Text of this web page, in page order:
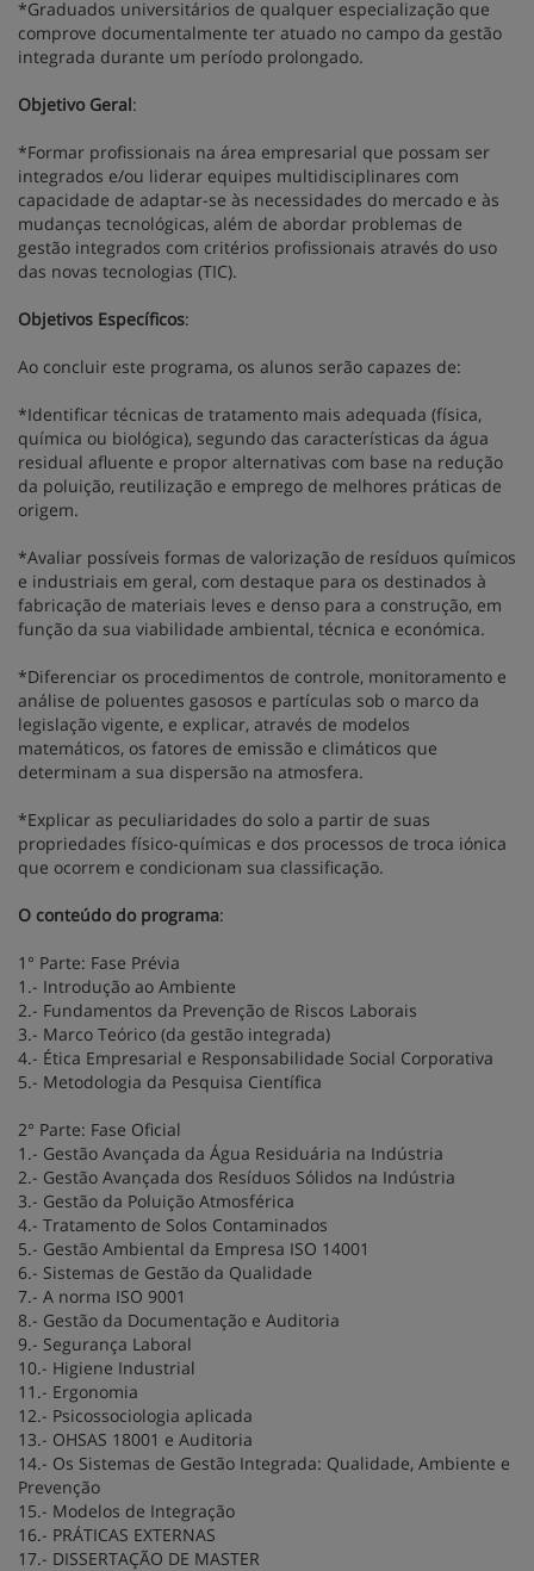
*Graduados universitários de qualquer especialização que
comprove documentalmente ter atuado no campo da gestão
integrada durante um período prolongado.
Objetivo Geral:
*Formar profissionais na área empresarial que possam ser
integrados e/ou liderar equipes multidisciplinares com
capacidade de adaptar-se às necessidades do mercado e às
mudanças tecnológicas, além de abordar problemas de
gestão integrados com critérios profissionais através do uso
das novas tecnologias (TIC).
Objetivos Específicos:
Ao concluir este programa, os alunos serão capazes de:
*Identificar técnicas de tratamento mais adequada (física,
química ou biológica), segundo das características da água
residual afluente e propor alternativas com base na redução
da poluição, reutilização e emprego de melhores práticas de
origem.
*Avaliar possíveis formas de valorização de resíduos químicos
e industriais em geral, com destaque para os destinados à
fabricação de materiais leves e denso para a construção, em
função da sua viabilidade ambiental, técnica e económica.
*Diferenciar os procedimentos de controle, monitoramento e
análise de poluentes gasosos e partículas sob o marco da
legislação vigente, e explicar, através de modelos
matemáticos, os fatores de emissão e climáticos que
determinam a sua dispersão na atmosfera.
*Explicar as peculiaridades do solo a partir de suas
propriedades físico-químicas e dos processos de troca iónica
que ocorrem e condicionam sua classificação.
O conteúdo do programa:
1° Parte: Fase Prévia
1.- Introdução ao Ambiente
2.- Fundamentos da Prevenção de Riscos Laborais
3.- Marco Teórico (da gestão integrada)
4.- Ética Empresarial e Responsabilidade Social Corporativa
5.- Metodologia da Pesquisa Científica
2° Parte: Fase Oficial
1.- Gestão Avançada da Água Residuária na Indústria
2.- Gestão Avançada dos Resíduos Sólidos na Indústria
3.- Gestão da Poluição Atmosférica
4.- Tratamento de Solos Contaminados
5.- Gestão Ambiental da Empresa ISO 14001
6.- Sistemas de Gestão da Qualidade
7.- A norma ISO 9001
8.- Gestão da Documentação e Auditoria
9.- Segurança Laboral
10.- Higiene Industrial
11.- Ergonomia
12.- Psicossociologia aplicada
13.- OHSAS 18001 e Auditoria
14.- Os Sistemas de Gestão Integrada: Qualidade, Ambiente e
Prevenção
15.- Modelos de Integração
16.- PRÁTICAS EXTERNAS
17.- DISSERTAÇÃO DE MASTER